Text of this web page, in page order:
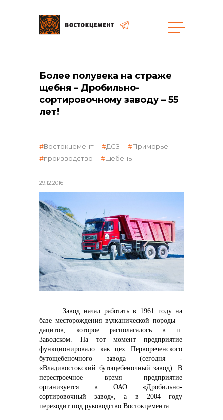
общая информация
реализация неликвидов
контакты отдела закупок
Контакты
Более полувека на страже
щебня – Дробильно-
сортировочному заводу – 55
лет!
29.12.2016
Востокцемент ДСЗ
Приморье
производство
щебень
Завод начал работать в 1961 году на
базе месторождения вулканической породы –
дацитов, которое располагалось в п.
Заводском. На тот момент предприятие
функционировало как цех Первореченского
бутощебеночного завода (сегодня -
«Владивостокский бутощебеночный завод). В
перестроечное время предприятие
организуется в ОАО «Дробильно-
сортировочный завод», а в 2004 году
переходит под руководство Востокцемента.